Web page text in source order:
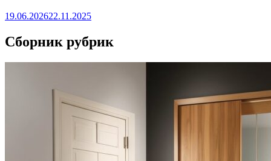
19.06.202622.11.2025
Сборник рубрик